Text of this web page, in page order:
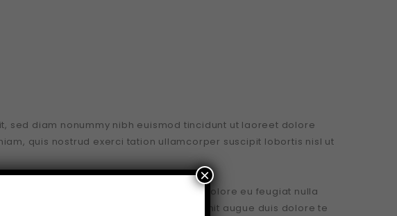
sed diam nonummy nibh euismod tincidunt ut laoreet dolore
quis nostrud exerci tation ullamcorper suscipit lobortis nisl ut
esse molestie consequat, vel illum dolore eu feugiat nulla
qui blandit praesent luptatum zzril delenit augue duis dolore te
×